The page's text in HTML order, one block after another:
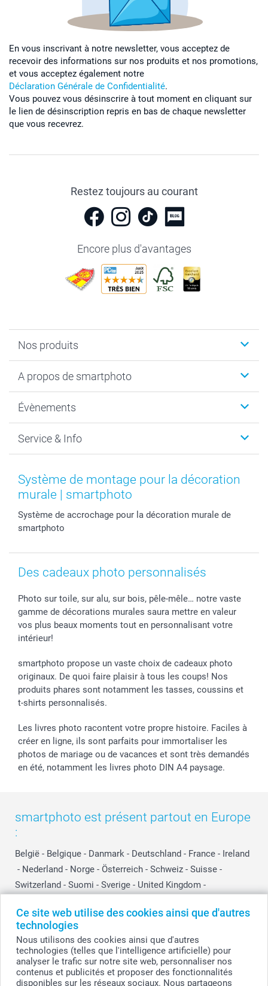
Ce site web utilise des cookies ainsi que d'autres
technologies
Nous utilisons des cookies ainsi que d'autres
technologies (telles que l'intelligence artificielle) pour
analyser le trafic sur notre site web, personnaliser nos
contenus et publicités et proposer des fonctionnalités
disponibles sur les réseaux sociaux. Nous partageons
En vous inscrivant à notre newsletter, vous acceptez de
recevoir des informations sur nos produits et nos promotions,
et vous acceptez également notre
Déclaration Générale de Confidentialité.
Vous pouvez vous désinscrire à tout moment en cliquant sur
le lien de désinscription repris en bas de chaque newsletter
que vous recevrez.
Restez toujours au courant
Encore plus d'avantages
Nos produits
Cadeaux photo
MyNameBook
Développement photo & Tirage photo
Cadres photo & accessoires déco
Calendrier photos & Agendas photo
Chèque Cadeau
A propos de smartphoto
Durabilité
Gestion des cookies
Mentions Légales
Presse
Investor Relations
B2B smartbusiness
Droit de rétractation
Évènements
Nouvel An
Fête des Mères
Fête des Pères
Mariage
Fête d'anniversaire
Collection naissance
Tous les évènements
Service & Info
Tarifs et frais de livraison
Livraison
Modes de Paiement
Identifiez-vous
Plan du site
Statut de ma commande
smartgarantie
smartbonus
Système de montage pour la décoration
murale | smartphoto
Système de accrochage pour la décoration murale de
smartphoto
Des cadeaux photo personnalisés
Photo sur toile, sur alu, sur bois, pêle-mêle… notre vaste
gamme de décorations murales saura mettre en valeur
vos plus beaux moments tout en personnalisant votre
intérieur!
smartphoto propose un vaste choix de cadeaux photo
originaux. De quoi faire plaisir à tous les coups! Nos
produits phares sont notamment les tasses, coussins et
t-shirts personnalisés.
Les livres photo racontent votre propre histoire. Faciles à
créer en ligne, ils sont parfaits pour immortaliser les
photos de mariage ou de vacances et sont très demandés
en été, notamment les livres photo DIN A4 paysage.
smartphoto est présent partout en Europe
:
België - Belgique - Danmark - Deutschland - France - Ireland
- Nederland - Norge - Österreich - Schweiz - Suisse -
Switzerland - Suomi - Sverige - United Kingdom -
Other Countries
Tous les prix sont en francs suisses (CHF), TVA incluse et hors frais de port.